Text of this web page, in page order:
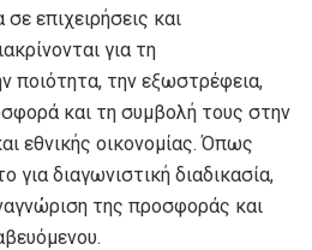
επιχειρήσεις και
για τη
ποιότητα, την εξωστρέφεια,
και τη συμβολή τους στην
εθνικής οικονομίας. Όπως
για διαγωνιστική διαδικασία,
της προσφοράς και